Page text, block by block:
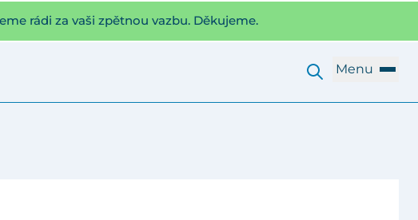
rádi za vaši zpětnou vazbu. Děkujeme.
Menu